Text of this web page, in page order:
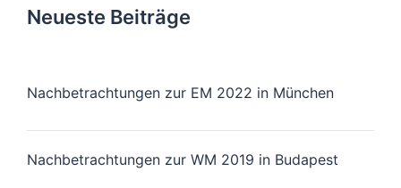
Neueste Beiträge
Nachbetrachtungen zur EM 2022 in München
Nachbetrachtungen zur WM 2019 in Budapest